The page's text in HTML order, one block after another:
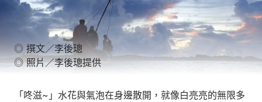
◎ 撰文／李後璁
◎ 照片／李後璁提供
「咚滋~」水花與氣泡在身邊散開，就像白亮亮的無限多